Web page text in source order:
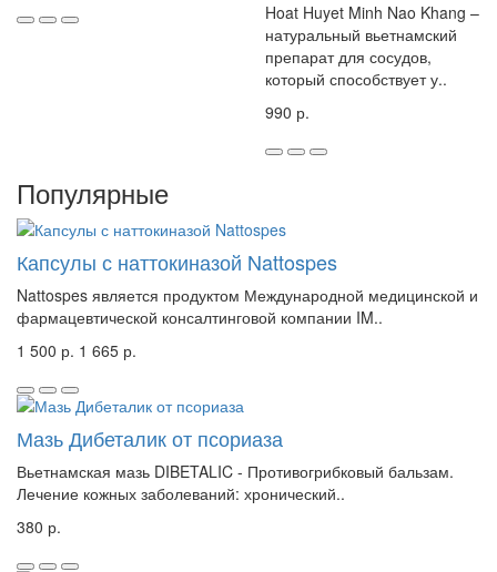
Hoat Huyet Minh Nao Khang –
натуральный вьетнамский
препарат для сосудов,
который способствует у..
990 р.
Популярные
Капсулы с наттокиназой Nattospes
Nattospes является продуктом Международной медицинской и
фармацевтической консалтинговой компании IM..
1 500 р. 1 665 р.
Мазь Дибеталик от псориаза
Вьетнамская мазь DIBETALIC - Противогрибковый бальзам.
Лечение кожных заболеваний: хронический..
380 р.